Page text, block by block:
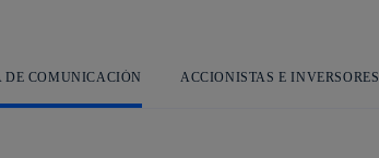
DE COMUNICACIÓN ACCIONISTAS E INVERSORES